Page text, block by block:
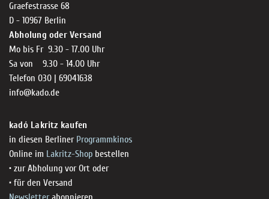
Graefestrasse 68
D - 10967 Berlin
Abholung oder Versand
Mo bis Fr 9.30 - 17.00 Uhr
Sa von 9.30 - 14.00 Uhr
Telefon 030 | 69041638
info@kado.de
kadó Lakritz kaufen
in diesen Berliner Programmkinos
Online im Lakritz-Shop bestellen
• zur Abholung vor Ort oder
• für den Versand